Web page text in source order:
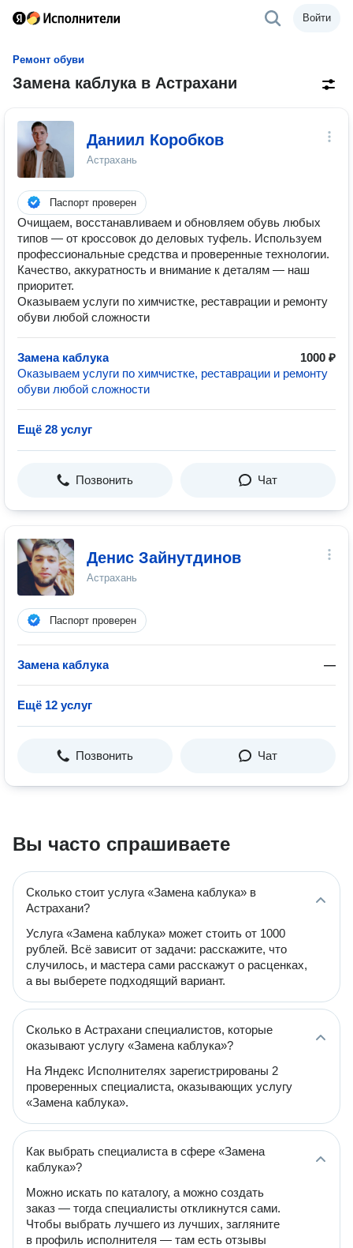
Войти
Ремонт обуви
Замена каблука в Астрахани
Даниил Коробков
Астрахань
Паспорт проверен
Очищаем, восстанавливаем и обновляем обувь любых
типов — от кроссовок до деловых туфель. Используем
профессиональные средства и проверенные технологии.
Качество, аккуратность и внимание к деталям — наш
приоритет.
Оказываем услуги по химчистке, реставрации и ремонту
обуви любой сложности
Замена каблука
1000 ₽
Оказываем услуги по химчистке, реставрации и ремонту
обуви любой сложности
Ещё 28 услуг
Позвонить Чат
Денис Зайнутдинов
Астрахань
Паспорт проверен
Замена каблука —
Ещё 12 услуг
Позвонить Чат
Вы часто спрашиваете
Сколько стоит услуга «Замена каблука» в
Астрахани?
Услуга «Замена каблука» может стоить от 1000
рублей. Всё зависит от задачи: расскажите, что
случилось, и мастера сами расскажут о расценках,
а вы выберете подходящий вариант.
Сколько в Астрахани специалистов, которые
оказывают услугу «Замена каблука»?
На Яндекс Исполнителях зарегистрированы 2
проверенных специалиста, оказывающих услугу
«Замена каблука».
Как выбрать специалиста в сфере «Замена
каблука»?
Можно искать по каталогу, а можно создать
заказ — тогда специалисты откликнутся сами.
Чтобы выбрать лучшего из лучших, загляните
в профиль исполнителя — там есть отзывы